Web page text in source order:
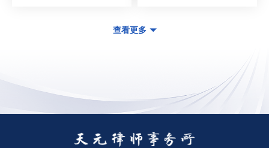
查看更多